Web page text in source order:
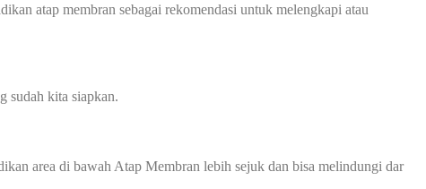
atap membran sebagai rekomendasi untuk melengkapi atau
sudah kita siapkan.
area di bawah Atap Membran lebih sejuk dan bisa melindungi dar